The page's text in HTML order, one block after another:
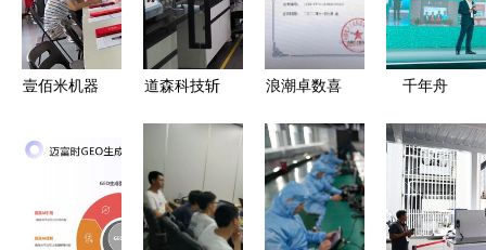
咨询新场景
务机构指南
——百润红
科技专业解
信息化翅膀
务新路径
壹佰米机器
服务机器人
准制定，共
道森科技斩
以信息技术
咨询服务赋
浪潮卓数喜
术服务运行
维护标准符
合性证
千年舟
科技大会圆
满落幕
以“五位一